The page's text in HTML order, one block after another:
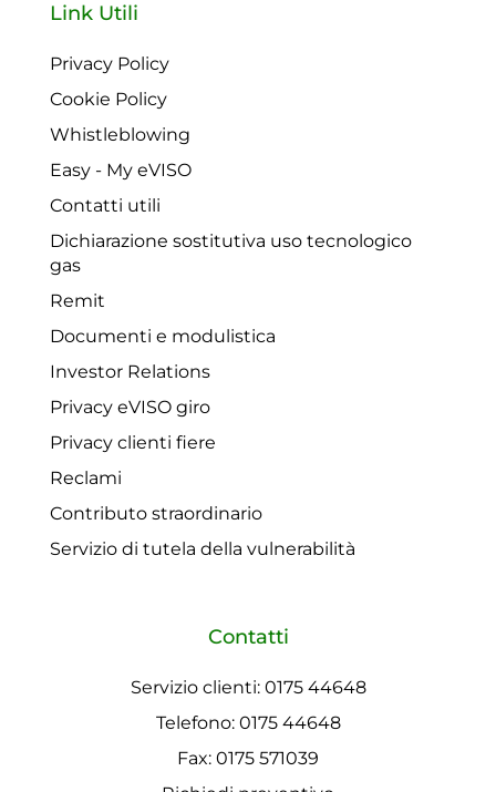
Link Utili
Privacy Policy
Cookie Policy
Whistleblowing
Easy - My eVISO
Contatti utili
Dichiarazione sostitutiva uso tecnologico
gas
Remit
Documenti e modulistica
Investor Relations
Privacy eVISO giro
Privacy clienti fiere
Reclami
Contributo straordinario
Servizio di tutela della vulnerabilità
Contatti
Servizio clienti: 0175 44648
Telefono: 0175 44648
Fax: 0175 571039